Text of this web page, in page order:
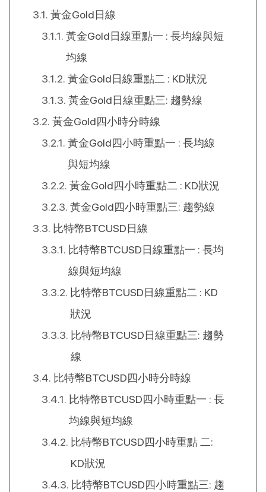
黃金Gold日線
黃金Gold日線重點一 : 長均線與短
均線
黃金Gold日線重點二 : KD狀況
黃金Gold日線重點三: 趨勢線
黃金Gold四小時分時線
黃金Gold四小時重點一 : 長均線
與短均線
黃金Gold四小時重點二 : KD狀況
黃金Gold四小時重點三: 趨勢線
比特幣BTCUSD日線
比特幣BTCUSD日線重點一 : 長均
線與短均線
比特幣BTCUSD日線重點二 : KD
狀況
比特幣BTCUSD日線重點三: 趨勢
線
比特幣BTCUSD四小時分時線
比特幣BTCUSD四小時重點一 : 長
均線與短均線
比特幣BTCUSD四小時重點 二:
KD狀況
比特幣BTCUSD四小時重點三: 趨